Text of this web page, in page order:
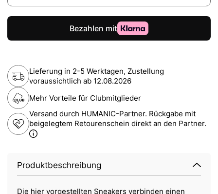
Lieferung in 2-5 Werktagen, Zustellung
voraussichtlich ab 12.08.2026
Mehr Vorteile für Clubmitglieder
Versand durch HUMANIC-Partner. Rückgabe mit
beigelegtem Retourenschein direkt an den Partner.
Produktbeschreibung
Die hier vorgestellten Sneakers verbinden einen